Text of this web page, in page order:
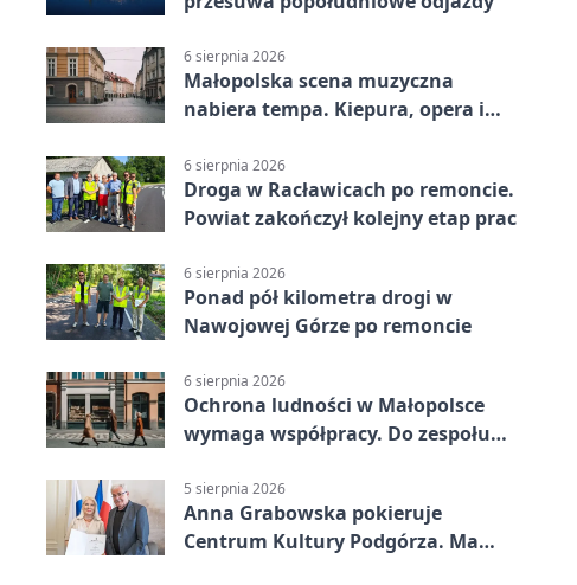
6 sierpnia 2026
Małopolska scena muzyczna
nabiera tempa. Kiepura, opera i
6 sierpnia 2026
Droga w Racławicach po remoncie.
Powiat zakończył kolejny etap prac
6 sierpnia 2026
Ponad pół kilometra drogi w
Nawojowej Górze po remoncie
6 sierpnia 2026
Ochrona ludności w Małopolsce
wymaga współpracy. Do zespołu
5 sierpnia 2026
Anna Grabowska pokieruje
Centrum Kultury Podgórza. Ma